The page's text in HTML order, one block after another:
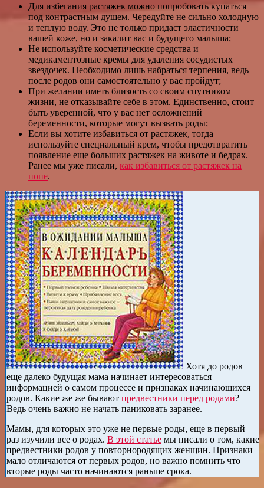
Для избегания растяжек можно попробовать купаться
под контрастным душем. Чередуйте не сильно холодную
и теплую воду. Это не только придаст эластичности
вашей коже, но и закалит вас и будущего малыша;
Не используйте косметические средства и
медикаментозные кремы для удаления сосудистых
звездочек. Необходимо лишь набраться терпения, ведь
после родов они самостоятельно у вас пройдут;
При желании иметь близость со своим спутником
жизни, не отказывайте себе в этом. Единственно, стоит
быть уверенной, что у вас нет осложнений
беременности, которые могут вызвать роды;
Если вы хотите избавиться от растяжек, тогда
используйте специальный крем, чтобы предотвратить
появление еще больших растяжек на животе и бедрах.
Ранее мы уже писали, как избавиться от растяжек на
попе.
Хотя до родов
еще далеко будущая мама начинает интересоваться
информацией о самом процессе и признаках начинающихся
родов. Какие же же бывают предвестники перед родами?
Ведь очень важно не начать паниковать заранее.
Мамы, для которых это уже не первые роды, еще в первый
раз изучили все о родах. В этой статье мы писали о том, какие
предвестники родов у повторнородящих женщин. Признаки
мало отличаются от первых родов, но важно помнить что
вторые роды часто начинаются раньше срока.